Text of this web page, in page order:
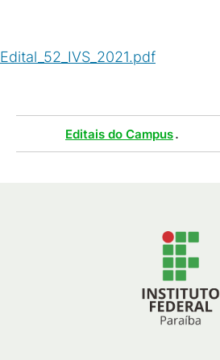
Edital_52_IVS_2021.pdf
Editais do Campus.